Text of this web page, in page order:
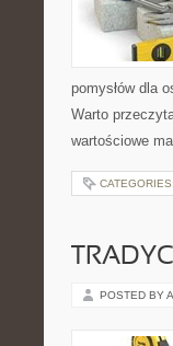
pomysłów dla
Warto
wartościowe
CATEGORIES:
POSTED BY